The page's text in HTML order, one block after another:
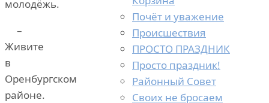
молодёжь.
–
Живите
в
Оренбургском
районе.
Почёт и уважение
Происшествия
ПРОСТО ПРАЗДНИК
Просто праздник!
Районный Совет
Своих не бросаем